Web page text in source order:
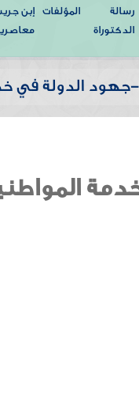
رسالة
الدكتوراة
المؤلفات
إبن